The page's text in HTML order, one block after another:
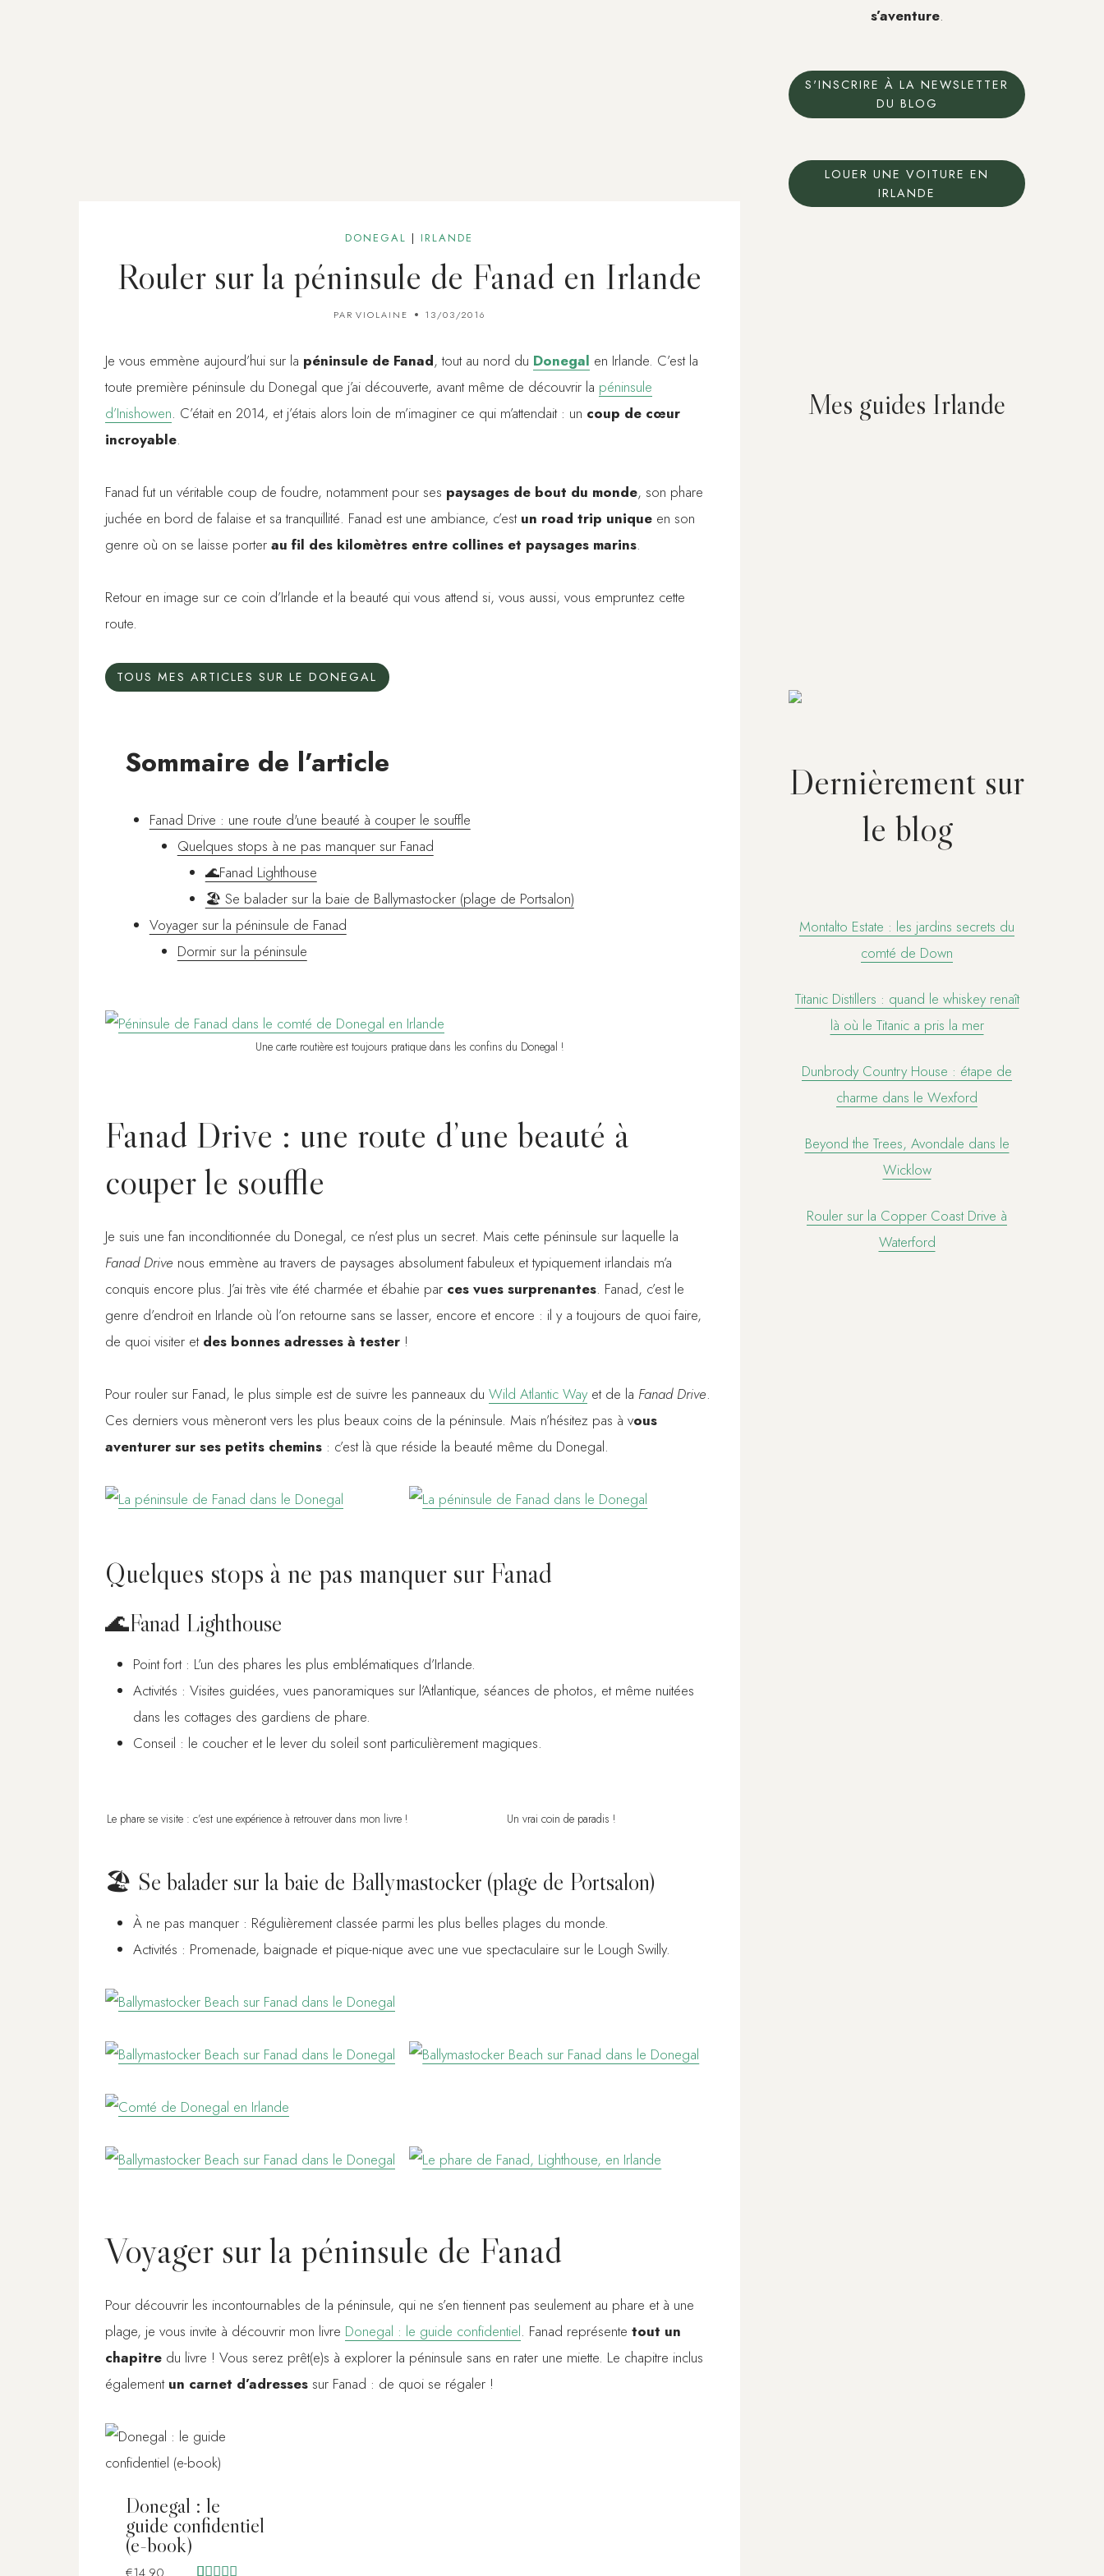
DONEGAL | IRLANDE
Rouler sur la péninsule de Fanad en Irlande
PAR VIOLAINE 13/03/2016
Je vous emmène aujourd’hui sur la péninsule de Fanad, tout au nord du Donegal en Irlande. C’est la
toute première péninsule du Donegal que j’ai découverte, avant même de découvrir la péninsule
d’Inishowen. C’était en 2014, et j’étais alors loin de m’imaginer ce qui m’attendait : un coup de cœur
incroyable.
Fanad fut un véritable coup de foudre, notamment pour ses paysages de bout du monde, son phare
juchée en bord de falaise et sa tranquillité. Fanad est une ambiance, c’est un road trip unique en son
genre où on se laisse porter au fil des kilomètres entre collines et paysages marins.
Retour en image sur ce coin d’Irlande et la beauté qui vous attend si, vous aussi, vous empruntez cette
route.
TOUS MES ARTICLES SUR LE DONEGAL
Sommaire de l’article
Fanad Drive : une route d'une beauté à couper le souffle
Quelques stops à ne pas manquer sur Fanad
🌊Fanad Lighthouse
🏖️ Se balader sur la baie de Ballymastocker (plage de Portsalon)
Voyager sur la péninsule de Fanad
Dormir sur la péninsule
Une carte routière est toujours pratique dans les confins du Donegal !
Fanad Drive : une route d’une beauté à
couper le souffle
Je suis une fan inconditionnée du Donegal, ce n’est plus un secret. Mais cette péninsule sur laquelle la
Fanad Drive nous emmène au travers de paysages absolument fabuleux et typiquement irlandais m’a
conquis encore plus. J’ai très vite été charmée et ébahie par ces vues surprenantes. Fanad, c’est le
genre d’endroit en Irlande où l’on retourne sans se lasser, encore et encore : il y a toujours de quoi faire,
de quoi visiter et des bonnes adresses à tester !
Pour rouler sur Fanad, le plus simple est de suivre les panneaux du Wild Atlantic Way et de la Fanad Drive.
Ces derniers vous mèneront vers les plus beaux coins de la péninsule. Mais n’hésitez pas à vous
aventurer sur ses petits chemins : c’est là que réside la beauté même du Donegal.
Quelques stops à ne pas manquer sur Fanad
🌊Fanad Lighthouse
Point fort : L’un des phares les plus emblématiques d’Irlande.
Activités : Visites guidées, vues panoramiques sur l’Atlantique, séances de photos, et même nuitées
dans les cottages des gardiens de phare.
Conseil : le coucher et le lever du soleil sont particulièrement magiques.
Le phare se visite : c’est une expérience à retrouver dans mon livre ! Un vrai coin de paradis !
🏖️ Se balader sur la baie de Ballymastocker (plage de Portsalon)
À ne pas manquer : Régulièrement classée parmi les plus belles plages du monde.
Activités : Promenade, baignade et pique-nique avec une vue spectaculaire sur le Lough Swilly.
Voyager sur la péninsule de Fanad
Pour découvrir les incontournables de la péninsule, qui ne s’en tiennent pas seulement au phare et à une
plage, je vous invite à découvrir mon livre Donegal : le guide confidentiel. Fanad représente tout un
chapitre du livre ! Vous serez prêt(e)s à explorer la péninsule sans en rater une miette. Le chapitre inclus
également un carnet d’adresses sur Fanad : de quoi se régaler !
Donegal : le
guide confidentiel
(e-book)
s’aventure.
S'INSCRIRE À LA NEWSLETTER
DU BLOG
LOUER UNE VOITURE EN
IRLANDE
Mes guides Irlande
Dernièrement sur
le blog
Montalto Estate : les jardins secrets du
comté de Down
Titanic Distillers : quand le whiskey renaît
là où le Titanic a pris la mer
Dunbrody Country House : étape de
charme dans le Wexford
Beyond the Trees, Avondale dans le
Wicklow
Rouler sur la Copper Coast Drive à
Waterford